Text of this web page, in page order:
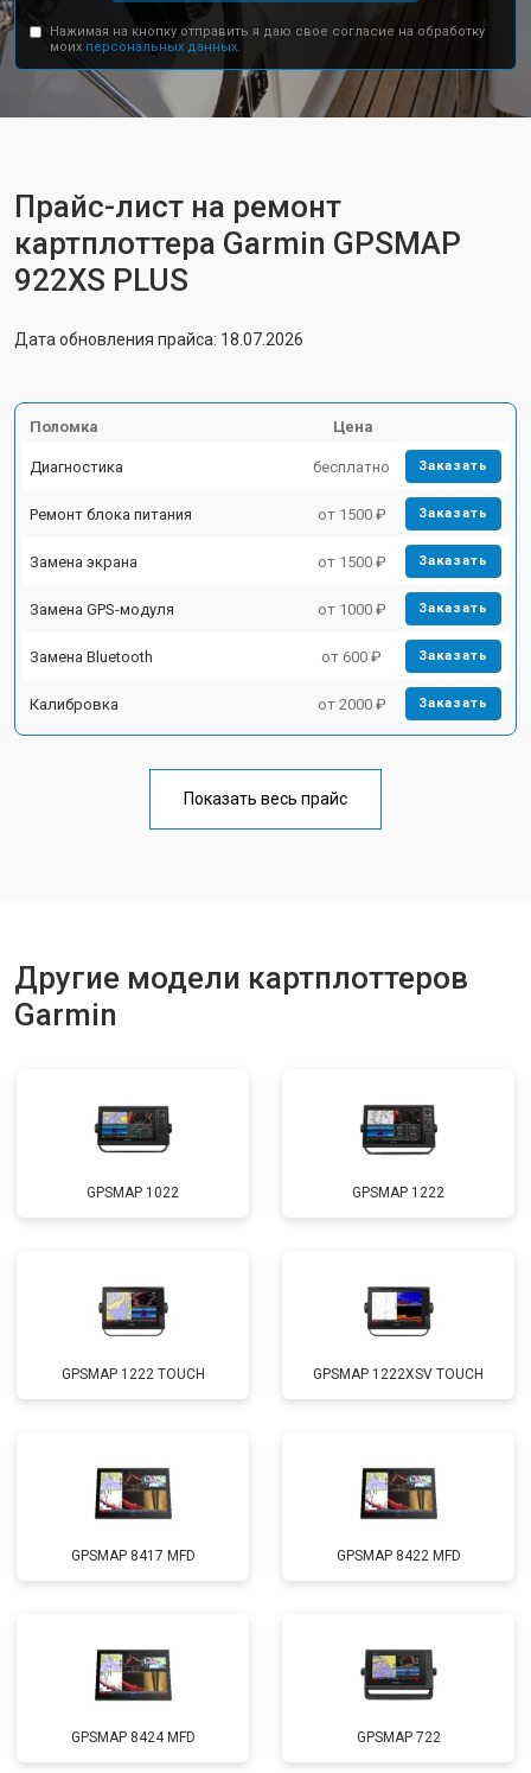
Нажимая на кнопку отправить я даю свое согласие на обработку
моих персональных данных.
Прайс-лист на ремонт
картплоттера Garmin GPSMAP
922XS PLUS
Дата обновления прайса: 18.07.2026
Поломка Цена
Диагностика бесплатно Заказать
Ремонт блока питания от 1500 ₽ Заказать
Замена экрана от 1500 ₽ Заказать
Замена GPS-модуля от 1000 ₽ Заказать
Замена Bluetooth от 600 ₽ Заказать
Калибровка от 2000 ₽ Заказать
Показать весь прайс
Другие модели картплоттеров
Garmin
GPSMAP 1022 GPSMAP 1222
GPSMAP 1222 TOUCH GPSMAP 1222XSV TOUCH
GPSMAP 8417 MFD GPSMAP 8422 MFD
GPSMAP 8424 MFD GPSMAP 722